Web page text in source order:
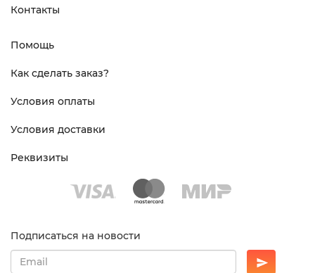
Контакты
Помощь
Как сделать заказ?
Условия оплаты
Условия доставки
Реквизиты
Подписаться на новости